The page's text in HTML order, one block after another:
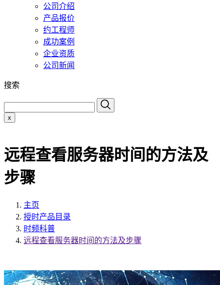
公司介绍
产品报价
约工程师
成功案例
企业资质
公司新闻
搜索
x
远程查看服务器时间的方法及
步骤
主页
授时产品目录
时频科普
远程查看服务器时间的方法及步骤